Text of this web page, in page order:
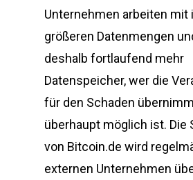
Unternehmen arbeiten mit
größeren Datenmengen
deshalb fortlaufend mehr
Datenspeicher, wer die
für den Schaden
überhaupt möglich ist. Die
von Bitcoin.de wird
externen Unternehmen